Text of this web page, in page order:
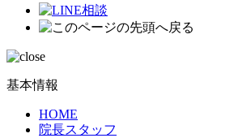
基本情報
HOME
院長スタッフ